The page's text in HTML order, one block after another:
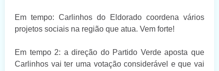
Em tempo: Carlinhos do Eldorado coordena vários
projetos sociais na região que atua. Vem forte!
Em tempo 2: a direção do Partido Verde aposta que
Carlinhos vai ter uma votação considerável e que vai